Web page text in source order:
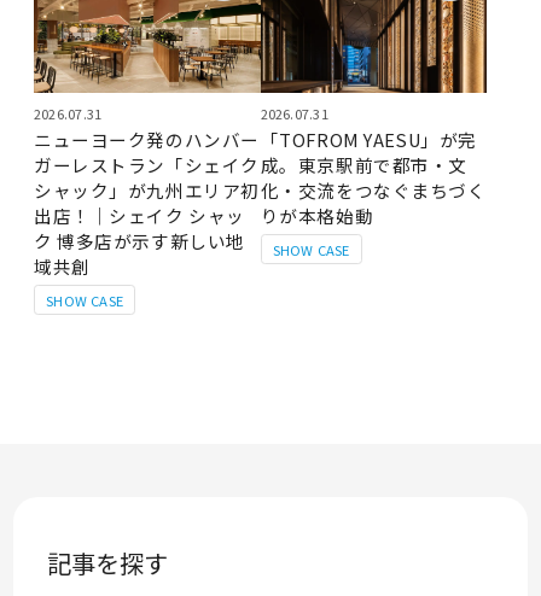
SHOW CASE
2026.07.31
ニューヨーク発のハンバー
ガーレストラン「シェイク
シャック」が九州エリア初
出店！｜シェイク シャッ
ク 博多店が示す新しい地
域共創
SHOW CASE
2026.07.31
「TOFROM YAESU」が完
成。東京駅前で都市・文
化・交流をつなぐまちづく
りが本格始動
記事を探す